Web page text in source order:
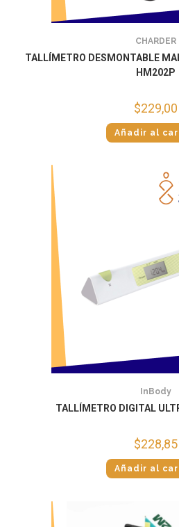
CHARDER
TALLÍMETRO DESMONTABLE
HM202P
$229,00
Añadir al
InBody
TALLÍMETRO DIGITAL
$228,85
Añadir al